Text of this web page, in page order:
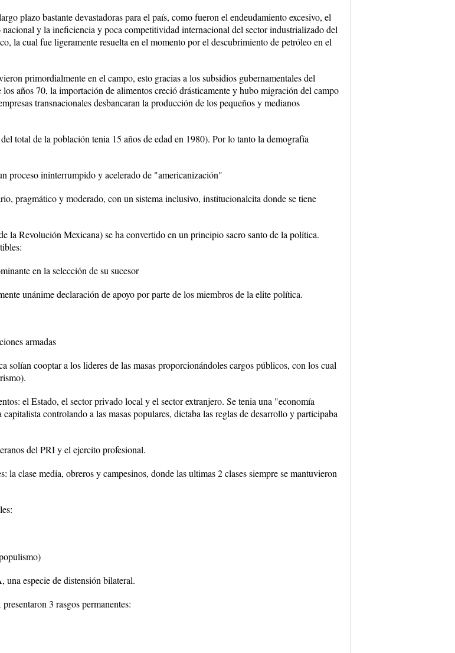
plazo bastante devastadoras para el país, como fueron el endeudamiento excesivo, el
y la ineficiencia y poca competitividad internacional del sector industrializado del
la cual fue ligeramente resuelta en el momento por el descubrimiento de petróleo en el
primordialmente en el campo, esto gracias a los subsidios gubernamentales del
años 70, la importación de alimentos creció drásticamente y hubo migración del campo
transnacionales desbancaran la producción de los pequeños y medianos
total de la población tenia 15 años de edad en 1980). Por lo tanto la demografía
proceso ininterrumpido y acelerado de "americanización"
pragmático y moderado, con un sistema inclusivo, institucionalcita donde se tiene
la Revolución Mexicana) se ha convertido en un principio sacro santo de la política.
en la selección de su sucesor
unánime declaración de apoyo por parte de los miembros de la elite política.
armadas
solían cooptar a los lideres de las masas proporcionándoles cargos públicos, con los cual
el Estado, el sector privado local y el sector extranjero. Se tenia una "economía
controlando a las masas populares, dictaba las reglas de desarrollo y participaba
del PRI y el ejercito profesional.
la clase media, obreros y campesinos, donde las ultimas 2 clases siempre se mantuvieron
especie de distensión bilateral.
3 rasgos permanentes: